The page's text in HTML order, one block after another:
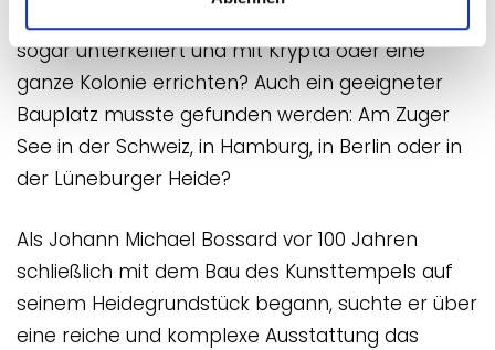
sogar unterkellert und mit Krypta oder eine
ganze Kolonie errichten? Auch ein geeigneter
Bauplatz musste gefunden werden: Am Zuger
See in der Schweiz, in Hamburg, in Berlin oder in
der Lüneburger Heide?
Als Johann Michael Bossard vor 100 Jahren
schließlich mit dem Bau des Kunsttempels auf
seinem Heidegrundstück begann, suchte er über
eine reiche und komplexe Ausstattung das